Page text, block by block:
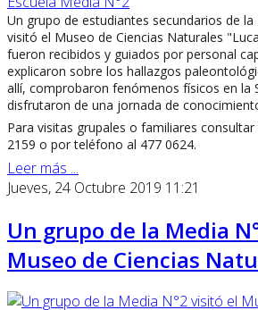
Un grupo de estudiantes secundarios de la
visitó el Museo de Ciencias Naturales
fueron recibidos y guiados por personal
explicaron sobre los hallazgos
allí, comprobaron fenómenos físicos en la
disfrutaron de una jornada de
Para visitas grupales o familiares
2159 o por teléfono al 477 0624.
Leer más ...
Jueves, 24 Octubre 2019 11:21
Un grupo de la Media
Museo de Ciencias